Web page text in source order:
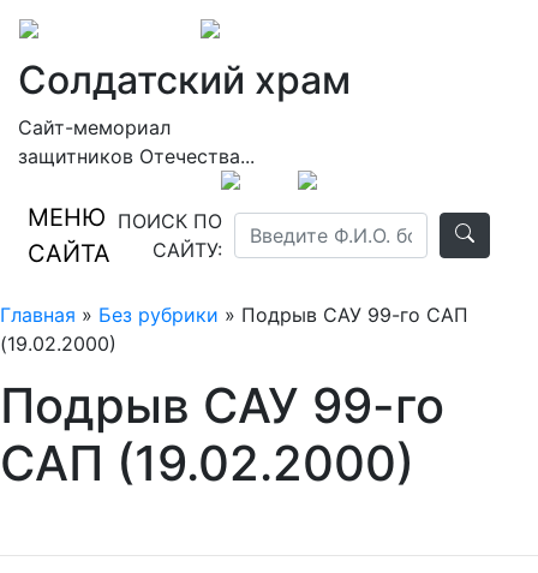
Солдатский храм
Сайт-мемориал
защитников Отечества...
МЕНЮ
САЙТА
ПОИСК ПО
САЙТУ:
Главная » Без рубрики » Подрыв САУ 99-го САП
(19.02.2000)
Подрыв САУ 99-го
САП (19.02.2000)